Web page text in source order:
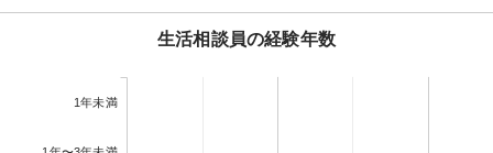
生活相談員の経験年数
1年未満